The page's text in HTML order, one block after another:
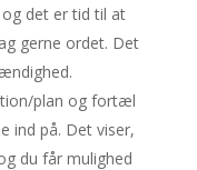
det er tid til at
gerne ordet. Det
plan og fortæl
ind på. Det viser,
du får mulighed